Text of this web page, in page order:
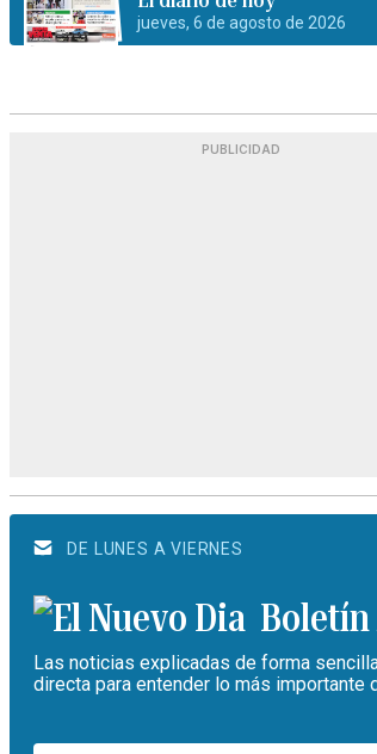
jueves, 6 de agosto de 2026
PUBLICIDAD
DE LUNES A VIERNES
Boletín
Las noticias explicadas de forma
directa para entender lo más importante